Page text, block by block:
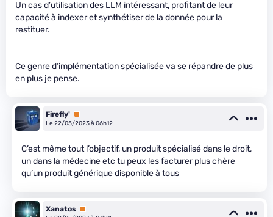
Un cas d’utilisation des LLM intéressant, profitant de leur
capacité à indexer et synthétiser de la donnée pour la
restituer.
Ce genre d’implémentation spécialisée va se répandre de plus
en plus je pense.
Firefly' Premium
Le 22/05/2023 à 06h12
C’est même tout l’objectif, un produit spécialisé dans le droit,
un dans la médecine etc tu peux les facturer plus chère
qu’un produit générique disponible à tous
Xanatos Premium